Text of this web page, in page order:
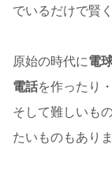
でいるだけで賢
原始の時代に電
電話を作ったり・
そして難しいも
たいものもあり